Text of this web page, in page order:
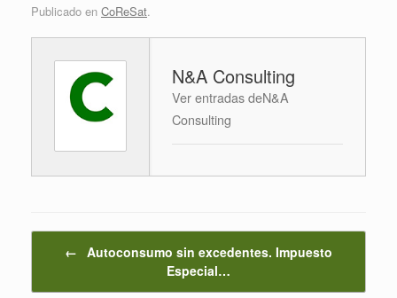
Publicado en CoReSat.
N&A Consulting
Ver entradas deN&A
Consulting
Navegador de artículos
← Autoconsumo sin excedentes. Impuesto
Especial…